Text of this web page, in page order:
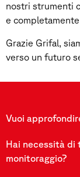
nostri strumenti
e
Grazie Grifal,
verso un futuro
Vuoi
Hai necessità di
monitoraggio?